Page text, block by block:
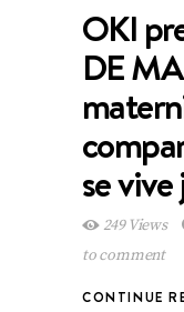
OKI
DE
se
249 Views
to comment
CONTINUE